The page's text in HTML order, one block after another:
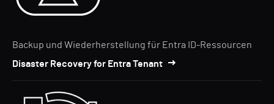
Backup und Wiederherstellung für Entra ID-Ressourcen
Disaster Recovery for Entra Tenant